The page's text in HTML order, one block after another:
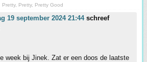
Pretty, Pretty, Pretty Good
19 september 2024 21:44schreef
week bij Jinek. Zat er een doos de laatste